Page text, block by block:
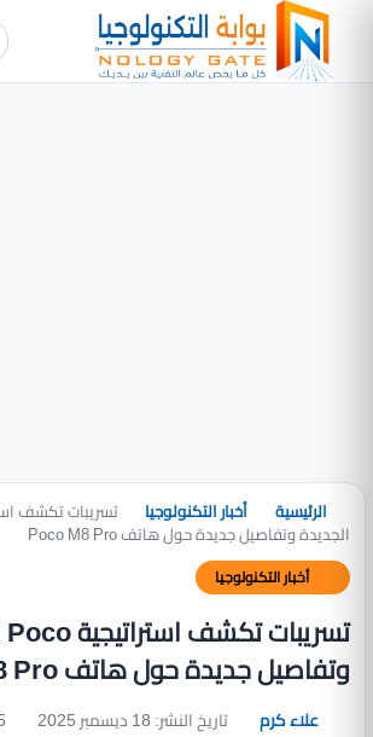
الرئيسية أخبار التكنولوجيا
الجديدة وتفاصيل جديدة حول هاتف Poco M8 Pro
أخبار التكنولوجيا
وتفاصيل جديدة حول هاتف Poco M8 Pro
علاء كرم تاريخ النشر: 18 ديسمبر 2025